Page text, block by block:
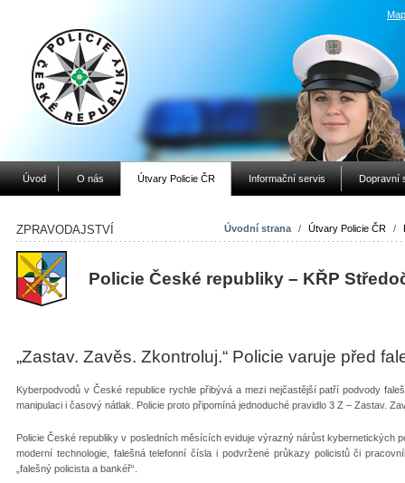
Úvod O nás Útvary Policie ČR Informační servis Dopravní
Úvodní strana / Útvary Policie ČR /
ZPRAVODAJSTVÍ
Policie České republiky – KŘP
„Zastav. Zavěs. Zkontroluj.“ Policie varuje před
Kyberpodvodů v České republice rychle přibývá a mezi nejčastější patří podvody
manipulaci i časový nátlak. Policie proto připomíná jednoduché pravidlo 3 Z – Zastav.
Policie České republiky v posledních měsících eviduje výrazný nárůst kybernetických
moderní technologie, falešná telefonní čísla i podvržené průkazy policistů či
„falešný policista a bankéř“.